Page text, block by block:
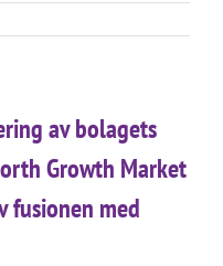
av bolagets
Growth Market
fusionen med